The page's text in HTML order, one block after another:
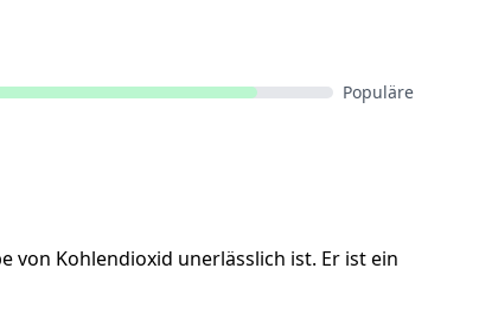
Populäre
von Kohlendioxid unerlässlich ist. Er ist ein